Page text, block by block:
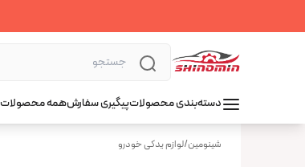
دسته‌بندی محصولاتپیگیری سفارشهمه محصولات
شینومین/لوازم یدکی خودرو